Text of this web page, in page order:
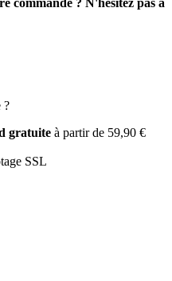
?
gratuite à partir de 59,90 €
SSL